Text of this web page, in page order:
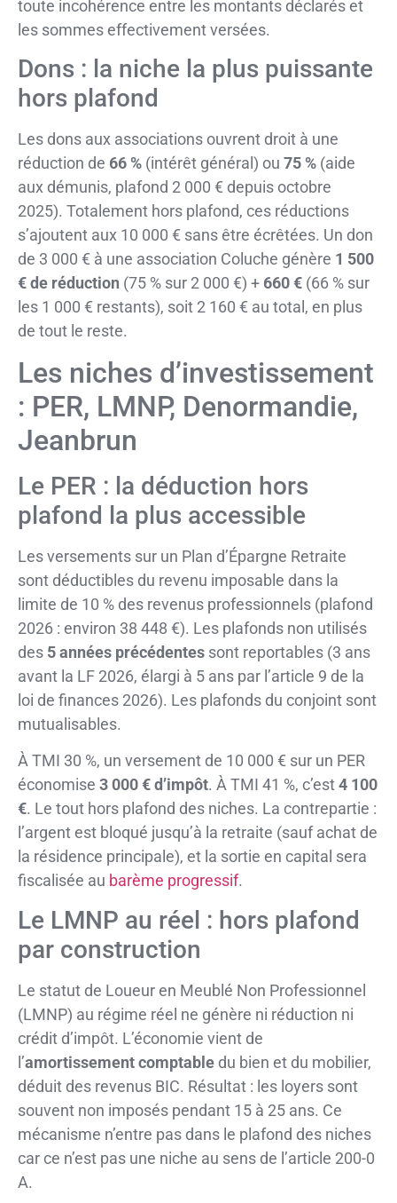
toute incohérence entre les montants déclarés et
les sommes effectivement versées.
Dons : la niche la plus puissante
hors plafond
Les dons aux associations ouvrent droit à une
réduction de 66 % (intérêt général) ou 75 % (aide
aux démunis, plafond 2 000 € depuis octobre
2025). Totalement hors plafond, ces réductions
s’ajoutent aux 10 000 € sans être écrêtées. Un don
de 3 000 € à une association Coluche génère 1 500
€ de réduction (75 % sur 2 000 €) + 660 € (66 % sur
les 1 000 € restants), soit 2 160 € au total, en plus
de tout le reste.
Les niches d’investissement
: PER, LMNP, Denormandie,
Jeanbrun
Le PER : la déduction hors
plafond la plus accessible
Les versements sur un Plan d’Épargne Retraite
sont déductibles du revenu imposable dans la
limite de 10 % des revenus professionnels (plafond
2026 : environ 38 448 €). Les plafonds non utilisés
des 5 années précédentes sont reportables (3 ans
avant la LF 2026, élargi à 5 ans par l’article 9 de la
loi de finances 2026). Les plafonds du conjoint sont
mutualisables.
À TMI 30 %, un versement de 10 000 € sur un PER
économise 3 000 € d’impôt. À TMI 41 %, c’est4 100
€. Le tout hors plafond des niches. La contrepartie :
l’argent est bloqué jusqu’à la retraite (sauf achat de
la résidence principale), et la sortie en capital sera
fiscalisée au barème progressif.
Le LMNP au réel : hors plafond
par construction
Le statut de Loueur en Meublé Non Professionnel
(LMNP) au régime réel ne génère ni réduction ni
crédit d’impôt. L’économie vient de
l’amortissement comptable du bien et du mobilier,
déduit des revenus BIC. Résultat : les loyers sont
souvent non imposés pendant 15 à 25 ans. Ce
mécanisme n’entre pas dans le plafond des niches
car ce n’est pas une niche au sens de l’article 200-0
A.